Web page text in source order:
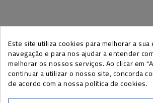
SUBSCREVA A
Este site utiliza cookies para melhorar a
navegação e para nos ajudar a entender
melhorar os nossos serviços. Ao clicar em
continuar a utilizar o nosso site, concorda
de acordo com a nossa política de cookies.